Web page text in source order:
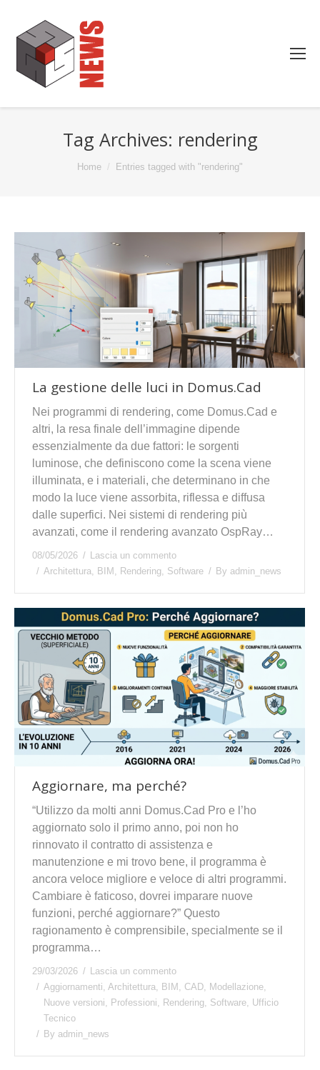
Tag Archives: rendering
You are here:Home Entries tagged with "rendering"
La gestione delle luci in Domus.Cad
Nei programmi di rendering, come Domus.Cad e
altri, la resa finale dell’immagine dipende
essenzialmente da due fattori: le sorgenti
luminose, che definiscono come la scena viene
illuminata, e i materiali, che determinano in che
modo la luce viene assorbita, riflessa e diffusa
dalle superfici. Nei sistemi di rendering più
avanzati, come il rendering avanzato OspRay…
08/05/2026
Lascia un commento
Architettura, BIM , Rendering, Software By admin_news
Aggiornare, ma perché?
“Utilizzo da molti anni Domus.Cad Pro e l’ho
aggiornato solo il primo anno, poi non ho
rinnovato il contratto di assistenza e
manutenzione e mi trovo bene, il programma è
ancora veloce migliore e veloce di altri programmi.
Cambiare è faticoso, dovrei imparare nuove
funzioni, perché aggiornare?” Questo
ragionamento è comprensibile, specialmente se il
programma…
29/03/2026
Lascia un commento
Aggiornamenti, Architettura, BIM , CAD, Modellazione,
Nuove versioni, Professioni, Rendering, Software, Ufficio
Tecnico
By admin_news